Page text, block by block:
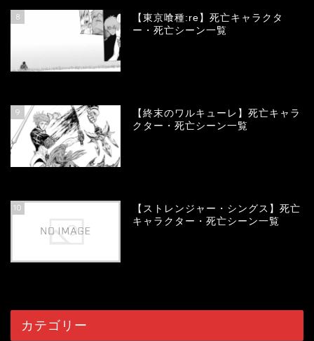
8
【東京喰種:re】死亡キャラクタ
ー・死亡シーン一覧
9
【終末のワルキューレ】死亡キャラ
クター・死亡シーン一覧
10
【ストレンジャー・シングス】死亡
キャラクター・死亡シーン一覧
カテゴリー